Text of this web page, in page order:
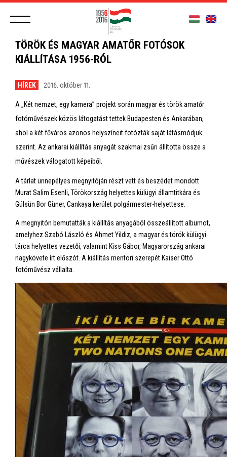
TÖRÖK ÉS MAGYAR AMATŐR FOTÓSOK
KIÁLLÍTÁSA 1956-RÓL
HÍREK 2016. október 11.
A „Két nemzet, egy kamera” projekt során magyar és török amatőr
fotóművészek közös látogatást tettek Budapesten és Ankarában,
ahol a két főváros azonos helyszíneit fotózták saját látásmódjuk
szerint. Az ankarai kiállítás anyagát szakmai zsűri állította össze a
művészek válogatott képeiből.
A tárlat ünnepélyes megnyitóján részt vett és beszédet mondott
Murat Salim Esenli, Törökország helyettes külügyi államtitkára és
Gülsün Bor Güner, Cankaya kerület polgármester-helyettese.
A megnyitón bemutatták a kiállítás anyagából összeállított albumot,
amelyhez Szabó László és Ahmet Yildiz, a magyar és török külügyi
tárca helyettes vezetői, valamint Kiss Gábor, Magyarország ankarai
nagykövete írt előszót. A kiállítás mentori szerepét Kaiser Ottó
fotóművész vállalta.